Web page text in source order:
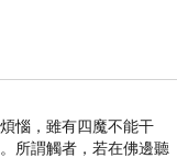
奔跑放電阿。沒
蟹，但還好我們
們跟著走就是了。
惱，雖有四魔不能干
所謂觸者，若在佛邊聽